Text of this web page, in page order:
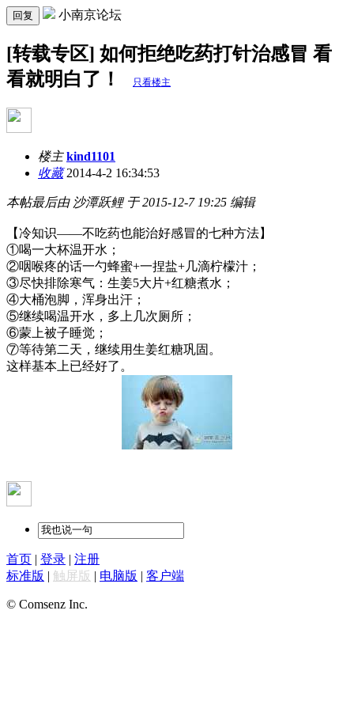
回复 小南京论坛
[转载专区] 如何拒绝吃药打针治感冒 看
看就明白了！
只看楼主
楼主 kind1101
收藏2014-4-2 16:34:53
本帖最后由 沙潭跃鲤 于 2015-12-7 19:25 编辑
【冷知识——不吃药也能治好感冒的七种方法】
①喝一大杯温开水；
②咽喉疼的话一勺蜂蜜+一捏盐+几滴柠檬汁；
③尽快排除寒气：生姜5大片+红糖煮水；
④大桶泡脚，浑身出汗；
⑤继续喝温开水，多上几次厕所；
⑥蒙上被子睡觉；
⑦等待第二天，继续用生姜红糖巩固。
这样基本上已经好了。
首页 | 登录 | 注册
标准版 | 触屏版 | 电脑版 | 客户端
© Comsenz Inc.